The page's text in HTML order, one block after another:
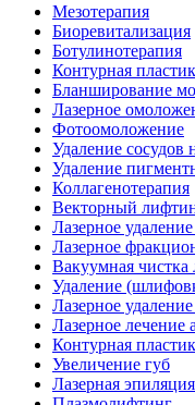
Мезотерапия
Биоревитализация
Ботулинотерапия
Контурная
Бланширование
Лазерное
Фотоомоложение
Удаление сосудов
Удаление
Коллагенотерапия
Векторный
Лазерное
Лазерное
Вакуумная чистка
Удаление
Лазерное
Лазерное лечение
Контурная
Увеличение губ
Лазерная